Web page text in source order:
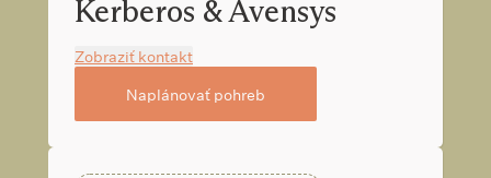
Kerberos & Avensys
Zobraziť kontakt
Naplánovať pohreb